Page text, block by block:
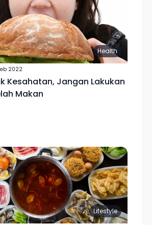
Health
2022
Kesahatan, Jangan Lakukan
Makan
Lifestyle